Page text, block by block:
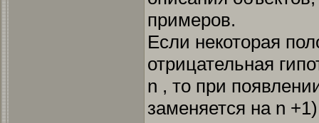
примеров.
Если некоторая
отрицательная
n , то при
заменяется на n